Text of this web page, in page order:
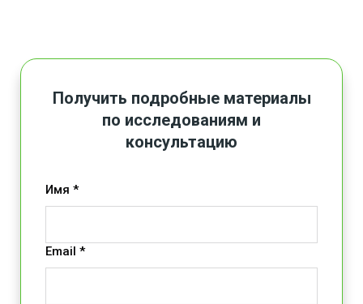
Получить подробные материалы
по исследованиям и
консультацию
Имя *
Email *